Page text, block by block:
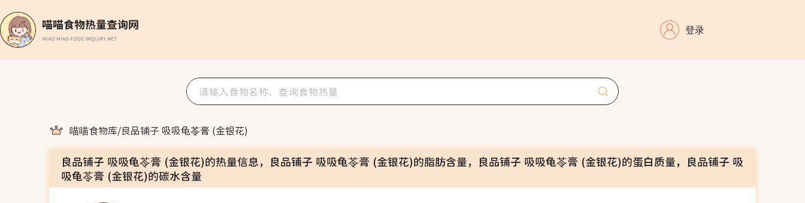
登录
喵喵食物库/良品铺子 吸吸龟苓膏 (金银花)
良品铺子 吸吸龟苓膏 (金银花)的热量信息，良品铺子 吸吸龟苓膏 (金银花)的脂肪含量，良品铺子 吸吸龟苓膏 (金银花)的蛋白质量，良品铺子 吸
吸龟苓膏 (金银花)的碳水含量